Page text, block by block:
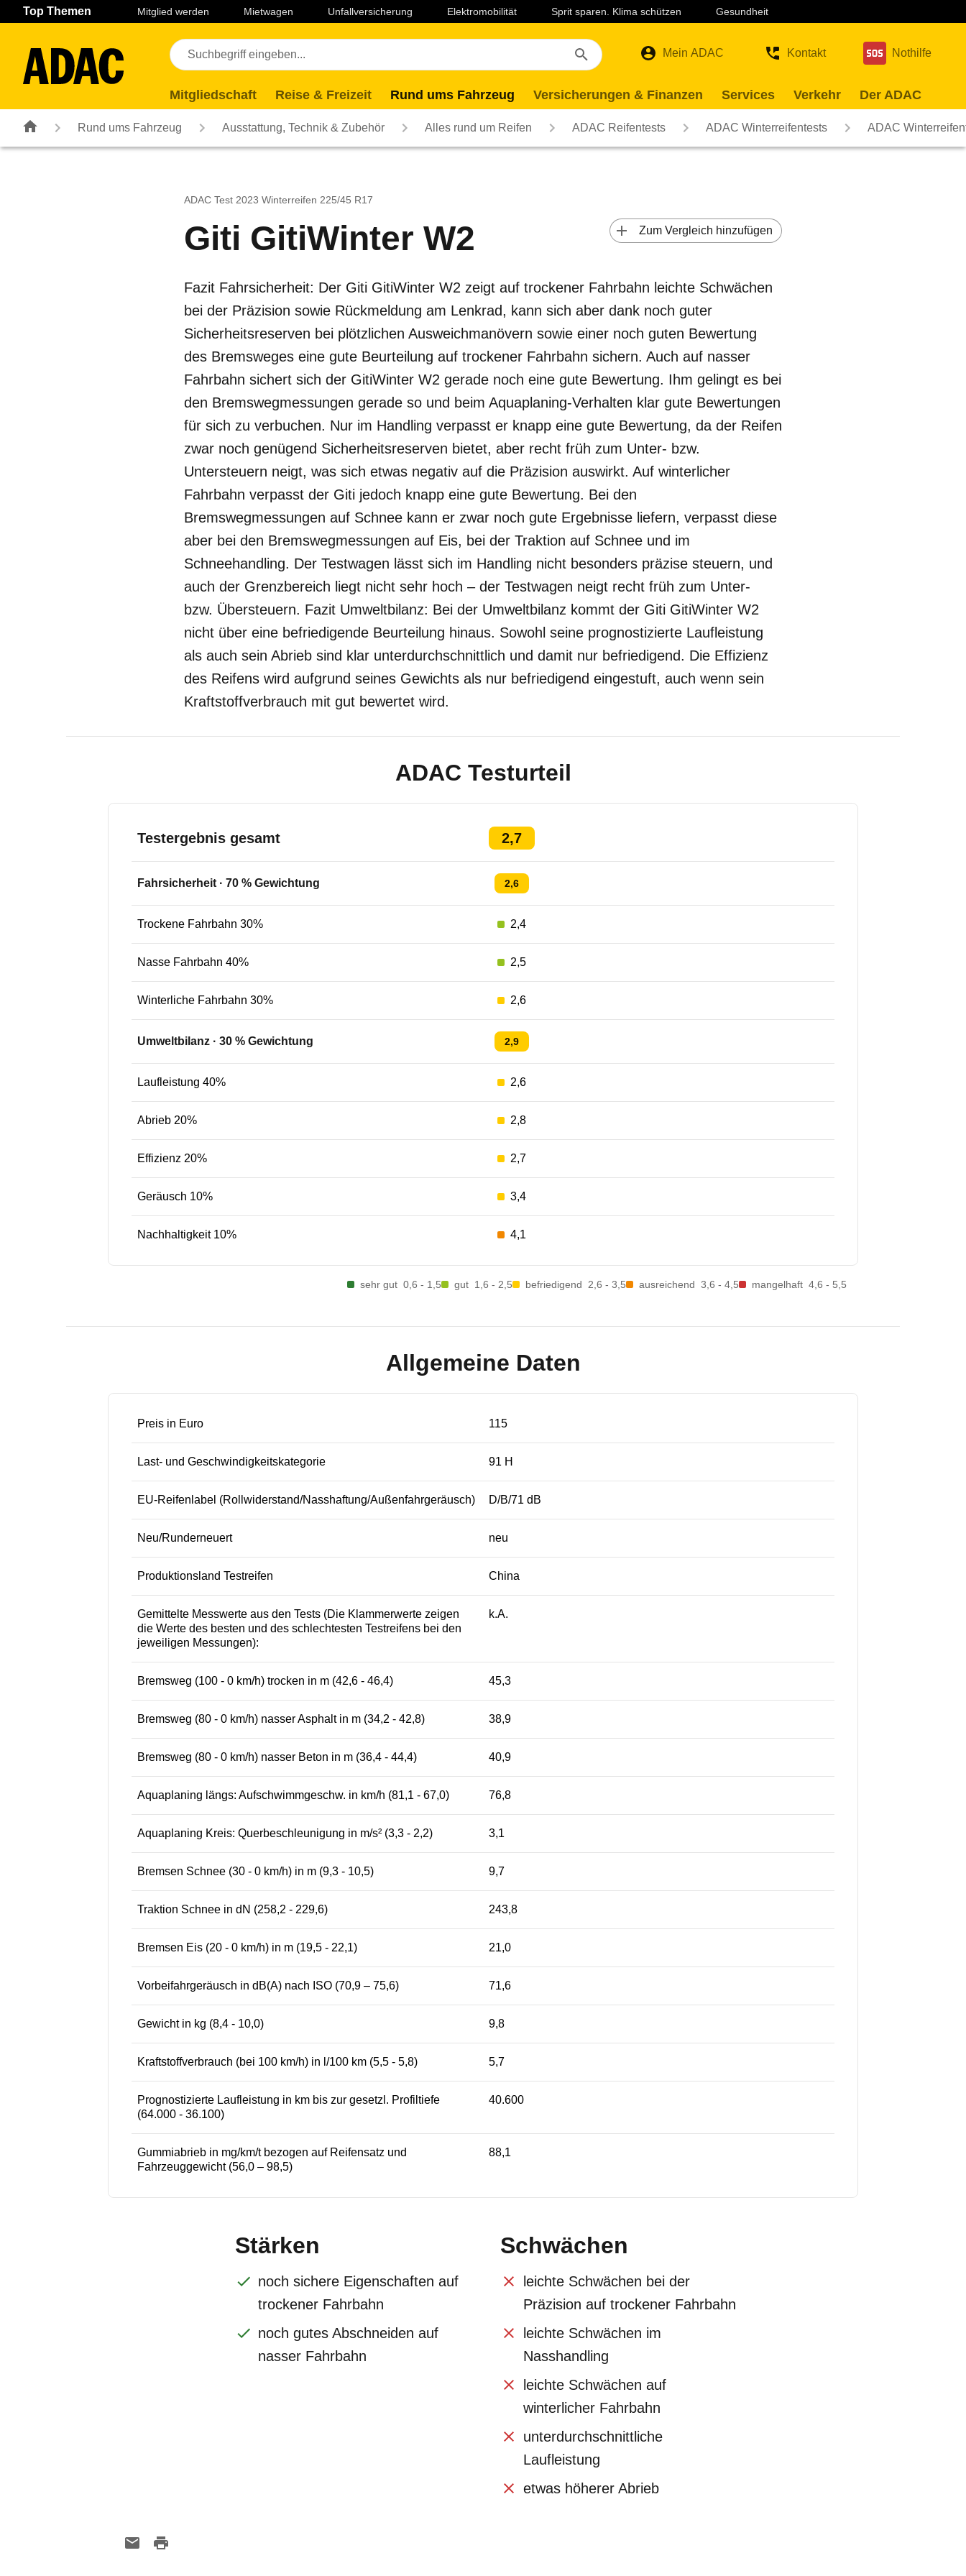
Navigation Seiteninhalt Fußzeile
Top Themen Mitglied werden Mietwagen Unfallversicherung Elektromobilität Sprit sparen. Klima schützen Gesundheit
Mein ADAC Kontakt Nothilfe
Mitgliedschaft Reise & Freizeit Rund ums Fahrzeug Versicherungen & Finanzen Services Verkehr Der ADAC
Rund ums Fahrzeug Ausstattung, Technik & Zubehör Alles rund um Reifen ADAC Reifentests ADAC Winterreifentests ADAC
ADAC Test 2023 Winterreifen 225/45 R17
Giti GitiWinter W2 Zum Vergleich hinzufügen
Fazit Fahrsicherheit: Der Giti GitiWinter W2 zeigt auf trockener Fahrbahn leichte Schwächen
bei der Präzision sowie Rückmeldung am Lenkrad, kann sich aber dank noch guter
Sicherheitsreserven bei plötzlichen Ausweichmanövern sowie einer noch guten Bewertung
des Bremsweges eine gute Beurteilung auf trockener Fahrbahn sichern. Auch auf nasser
Fahrbahn sichert sich der GitiWinter W2 gerade noch eine gute Bewertung. Ihm gelingt es bei
den Bremswegmessungen gerade so und beim Aquaplaning-Verhalten klar gute Bewertungen
für sich zu verbuchen. Nur im Handling verpasst er knapp eine gute Bewertung, da der Reifen
zwar noch genügend Sicherheitsreserven bietet, aber recht früh zum Unter- bzw.
Untersteuern neigt, was sich etwas negativ auf die Präzision auswirkt. Auf winterlicher
Fahrbahn verpasst der Giti jedoch knapp eine gute Bewertung. Bei den
Bremswegmessungen auf Schnee kann er zwar noch gute Ergebnisse liefern, verpasst diese
aber bei den Bremswegmessungen auf Eis, bei der Traktion auf Schnee und im
Schneehandling. Der Testwagen lässt sich im Handling nicht besonders präzise steuern, und
auch der Grenzbereich liegt nicht sehr hoch – der Testwagen neigt recht früh zum Unter-
bzw. Übersteuern. Fazit Umweltbilanz: Bei der Umweltbilanz kommt der Giti GitiWinter W2
nicht über eine befriedigende Beurteilung hinaus. Sowohl seine prognostizierte Laufleistung
als auch sein Abrieb sind klar unterdurchschnittlich und damit nur befriedigend. Die Effizienz
des Reifens wird aufgrund seines Gewichts als nur befriedigend eingestuft, auch wenn sein
Kraftstoffverbrauch mit gut bewertet wird.
ADAC Testurteil
Testergebnis gesamt 2,7
Fahrsicherheit · 70 % Gewichtung 2,6
Trockene Fahrbahn 30% 2,4
Nasse Fahrbahn 40% 2,5
Winterliche Fahrbahn 30% 2,6
Umweltbilanz · 30 % Gewichtung 2,9
Laufleistung 40% 2,6
Abrieb 20% 2,8
Effizienz 20% 2,7
Geräusch 10% 3,4
Nachhaltigkeit 10% 4,1
sehr gut 0,6 - 1,5 gut 1,6 - 2,5 befriedigend 2,6 - 3,5 ausreichend 3,6 - 4,5 mangelhaft 4,6 - 5,5
Allgemeine Daten
Preis in Euro 115
Last- und Geschwindigkeitskategorie 91 H
EU-Reifenlabel (Rollwiderstand/Nasshaftung/Außenfahrgeräusch) D/B/71 dB
Neu/Runderneuert neu
Produktionsland Testreifen China
Gemittelte Messwerte aus den Tests (Die Klammerwerte zeigen
die Werte des besten und des schlechtesten Testreifens bei den
jeweiligen Messungen):
k.A.
Bremsweg (100 - 0 km/h) trocken in m (42,6 - 46,4) 45,3
Bremsweg (80 - 0 km/h) nasser Asphalt in m (34,2 - 42,8) 38,9
Bremsweg (80 - 0 km/h) nasser Beton in m (36,4 - 44,4) 40,9
Aquaplaning längs: Aufschwimmgeschw. in km/h (81,1 - 67,0) 76,8
Aquaplaning Kreis: Querbeschleunigung in m/s² (3,3 - 2,2) 3,1
Bremsen Schnee (30 - 0 km/h) in m (9,3 - 10,5) 9,7
Traktion Schnee in dN (258,2 - 229,6) 243,8
Bremsen Eis (20 - 0 km/h) in m (19,5 - 22,1) 21,0
Vorbeifahrgeräusch in dB(A) nach ISO (70,9 – 75,6) 71,6
Gewicht in kg (8,4 - 10,0) 9,8
Kraftstoffverbrauch (bei 100 km/h) in l/100 km (5,5 - 5,8) 5,7
Prognostizierte Laufleistung in km bis zur gesetzl. Profiltiefe
(64.000 - 36.100)
40.600
Gummiabrieb in mg/km/t bezogen auf Reifensatz und
Fahrzeuggewicht (56,0 – 98,5)
88,1
Stärken
noch sichere Eigenschaften auf
trockener Fahrbahn
noch gutes Abschneiden auf
nasser Fahrbahn
Schwächen
leichte Schwächen bei der
Präzision auf trockener Fahrbahn
leichte Schwächen im
Nasshandling
leichte Schwächen auf
winterlicher Fahrbahn
unterdurchschnittliche
Laufleistung
etwas höherer Abrieb